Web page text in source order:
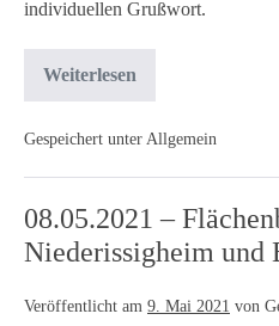
individuellen Grußwort.
Weiterlesen
Gespeichert unter Allgemein
08.05.2021 –
Niederissigheim und
Veröffentlicht am 9. Mai 2021 von